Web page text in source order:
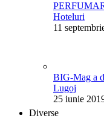
Hoteluri
11
BIG-Mag a
Lugoj
25 iunie
Diverse